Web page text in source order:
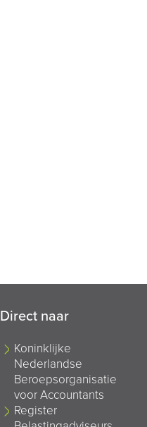
Direct naar
Koninklijke
Nederlandse
Beroepsorganisatie
voor Accountants
Register